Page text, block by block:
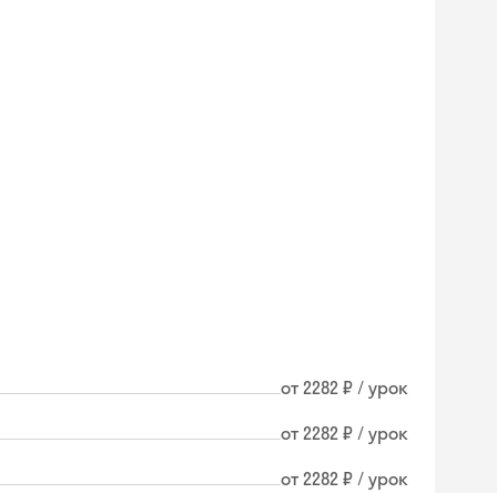
от 2282 ₽ / урок
от 2282 ₽ / урок
от 2282 ₽ / урок